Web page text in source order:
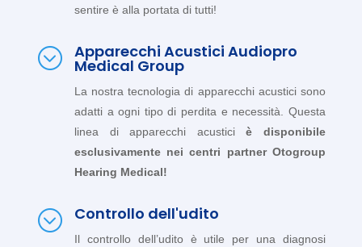
sentire è alla portata di tutti!
; Apparecchi Acustici Audiopro
Medical Group
La nostra tecnologia di apparecchi acustici sono
adatti a ogni tipo di perdita e necessità. Questa
linea di apparecchi acusticiè disponibile
esclusivamente nei centri partner Otogroup
Hearing Medical!
; Controllo dell'udito
Il controllo dell’udito è utile per una diagnosi